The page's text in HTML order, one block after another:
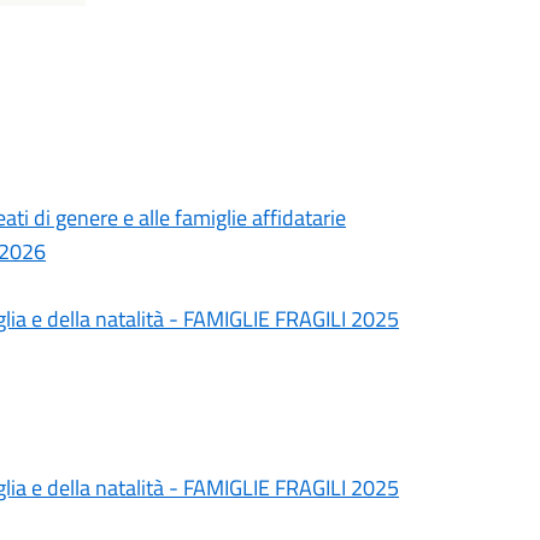
di genere e alle famiglie affidatarie
e della natalità - FAMIGLIE FRAGILI 2025
e della natalità - FAMIGLIE FRAGILI 2025